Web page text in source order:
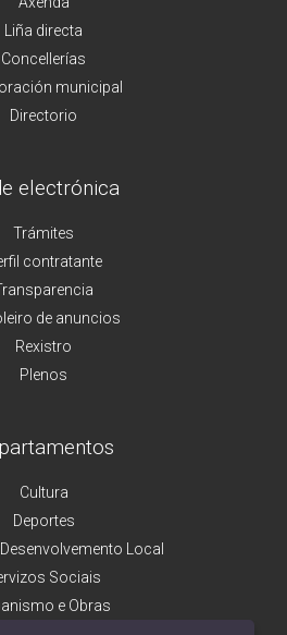
Liña directa
Concellerías
municipal
Directorio
electrónica
Trámites
contratante
de anuncios
Rexistro
Plenos
Cultura
Deportes
Local
Sociais
e Obras